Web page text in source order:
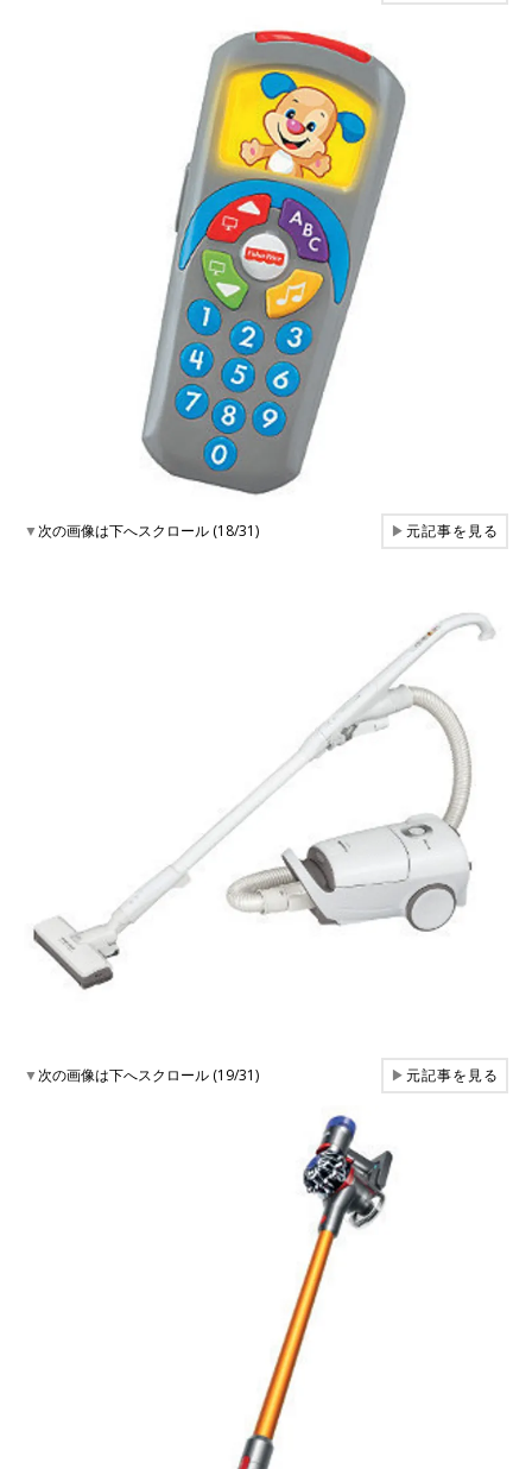
▼次の画像は下へスクロール (18/31) ▶元記事を見る
▼次の画像は下へスクロール (19/31) ▶元記事を見る